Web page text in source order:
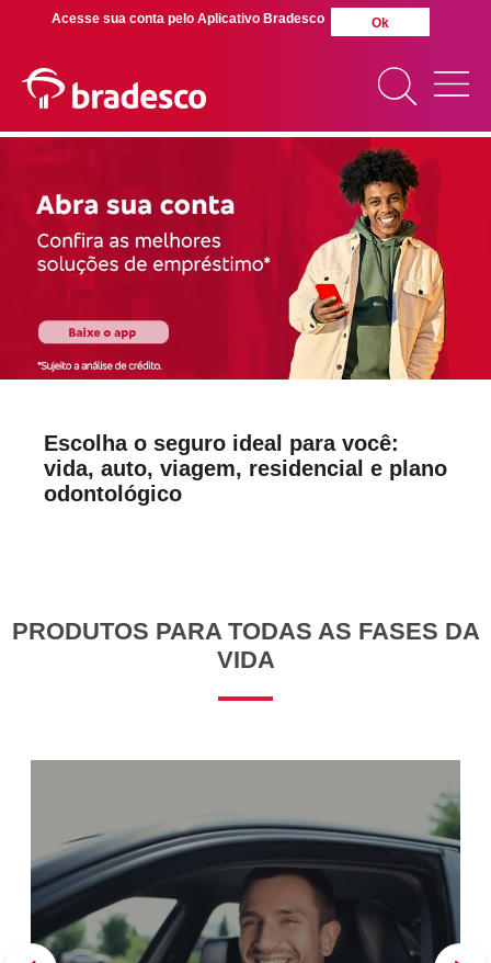
Para sua empresa
MAIS BUSCADOS
SUAS BUSCAS
RECENTES
SEPARAMOS PARA VOCÊ
Escolha o seguro ideal para você:
vida, auto, viagem, residencial e plano
odontológico
PRODUTOS PARA TODAS AS FASES DA
VIDA
Acesse sua conta pelo Aplicativo Bradesco Ok